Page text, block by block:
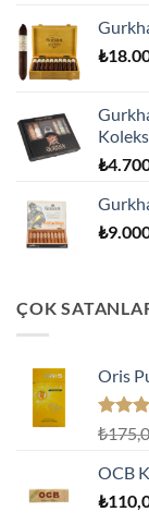
₺
₺
₺
ÇOK
Oris
5
oy
aldı
₺
OCB
₺